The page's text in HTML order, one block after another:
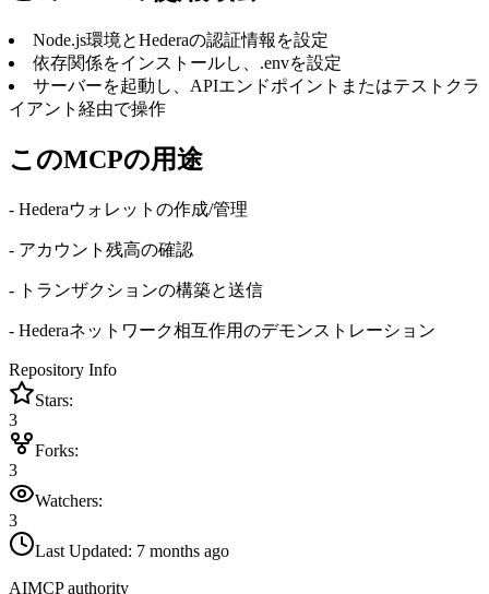
Node.js環境とHederaの認証情報を設定
依存関係をインストールし、.envを設定
サーバーを起動し、APIエンドポイントまたはテストクラ
イアント経由で操作
このMCPの用途
- Hederaウォレットの作成/管理
- アカウント残高の確認
- トランザクションの構築と送信
- Hederaネットワーク相互作用のデモンストレーション
Repository Info
Stars:
3
Forks:
3
Watchers:
3
Last Updated: 7 months ago
AIMCP authority